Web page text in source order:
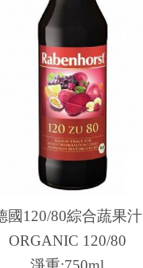
國​120/80綜合蔬果汁
ORGANIC 120/80